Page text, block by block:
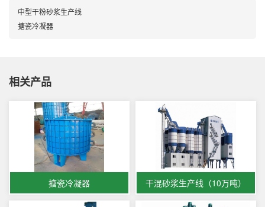
中型干粉砂浆生产线
搪瓷冷凝器
相关产品
搪瓷冷凝器 干混砂浆生产线（10万吨）